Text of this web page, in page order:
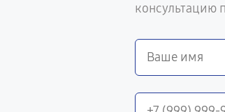
консультацию